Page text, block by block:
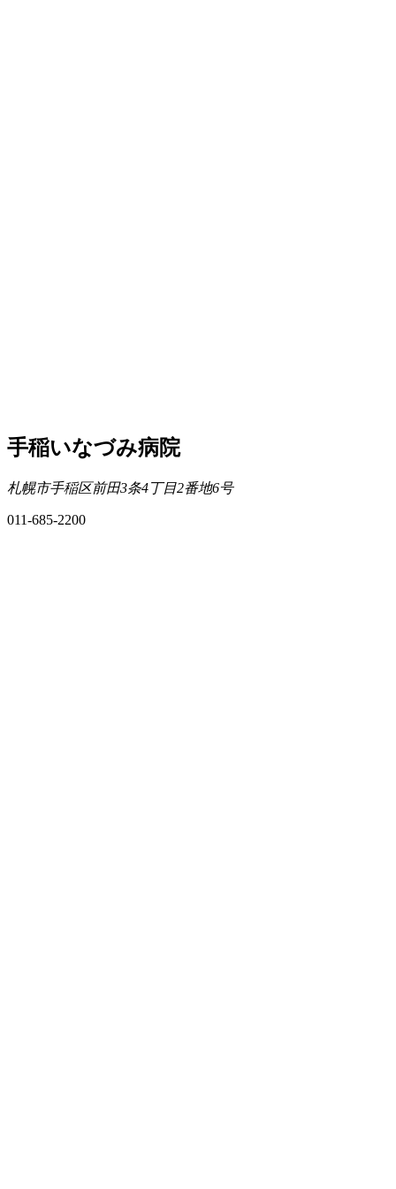
手稲いなづみ病院
札幌市手稲区前田3条4丁目2番地6号
011-685-2200